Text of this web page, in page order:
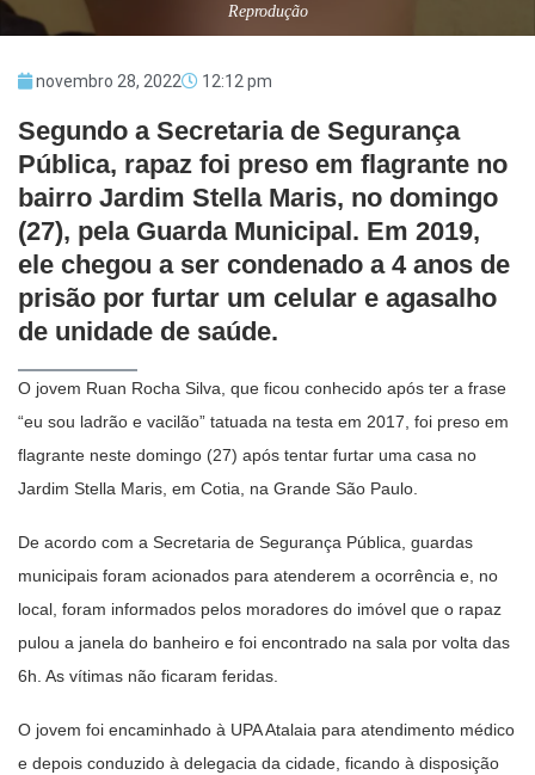
Reprodução
novembro 28, 2022 12:12 pm
Segundo a Secretaria de Segurança
Pública, rapaz foi preso em flagrante no
bairro Jardim Stella Maris, no domingo
(27), pela Guarda Municipal. Em 2019,
ele chegou a ser condenado a 4 anos de
prisão por furtar um celular e agasalho
de unidade de saúde.
O jovem Ruan Rocha Silva, que ficou conhecido após ter a frase
“eu sou ladrão e vacilão” tatuada na testa em 2017, foi preso em
flagrante neste domingo (27) após tentar furtar uma casa no
Jardim Stella Maris, em Cotia, na Grande São Paulo.
De acordo com a Secretaria de Segurança Pública, guardas
municipais foram acionados para atenderem a ocorrência e, no
local, foram informados pelos moradores do imóvel que o rapaz
pulou a janela do banheiro e foi encontrado na sala por volta das
6h. As vítimas não ficaram feridas.
O jovem foi encaminhado à UPA Atalaia para atendimento médico
e depois conduzido à delegacia da cidade, ficando à disposição